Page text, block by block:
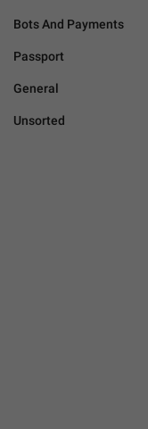
Bots And Payments
Passport
General
Unsorted